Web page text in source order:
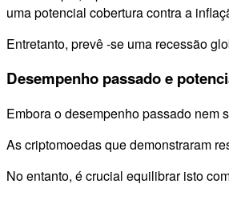
uma potencial cobertura contra a
Entretanto, prevê -se uma recessão
Desempenho passado e
Embora o desempenho passado nem
As criptomoedas que demonstraram
No entanto, é crucial equilibrar isto